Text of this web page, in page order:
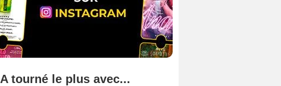
A tourné le plus avec...